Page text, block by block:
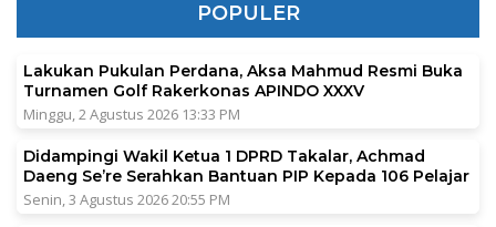
POPULER
Lakukan Pukulan Perdana, Aksa Mahmud Resmi Buka
Turnamen Golf Rakerkonas APINDO XXXV
Minggu, 2 Agustus 2026 13:33 PM
Didampingi Wakil Ketua 1 DPRD Takalar, Achmad
Daeng Se’re Serahkan Bantuan PIP Kepada 106 Pelajar
Senin, 3 Agustus 2026 20:55 PM